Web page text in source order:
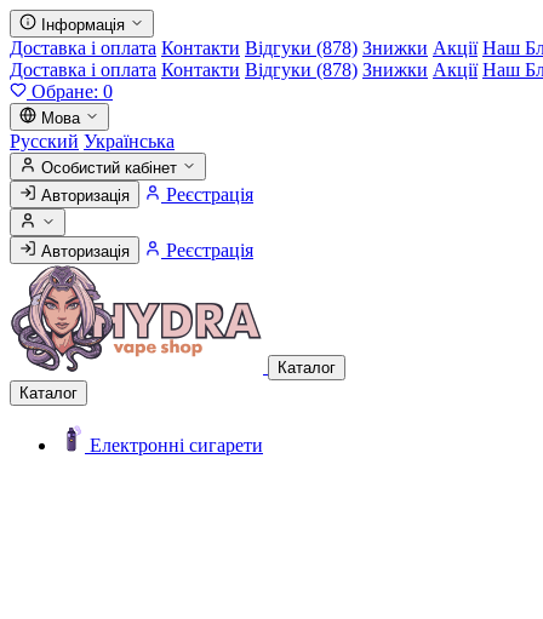
Інформація
Доставка і оплата Контакти Відгуки (878) Знижки Акції Наш
Доставка і оплата Контакти Відгуки (878) Знижки Акції Наш
Обране: 0
Мова
Русский Українська
Особистий кабінет
Авторизація
Реєстрація
Авторизація Реєстрація
Каталог
Каталог
Електронні сигарети